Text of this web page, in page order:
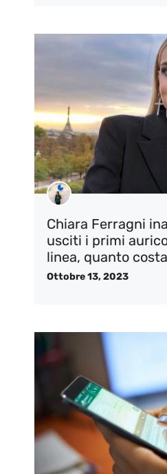
Chiara Ferragni
usciti i primi
linea, quanto
Ottobre 13, 2023